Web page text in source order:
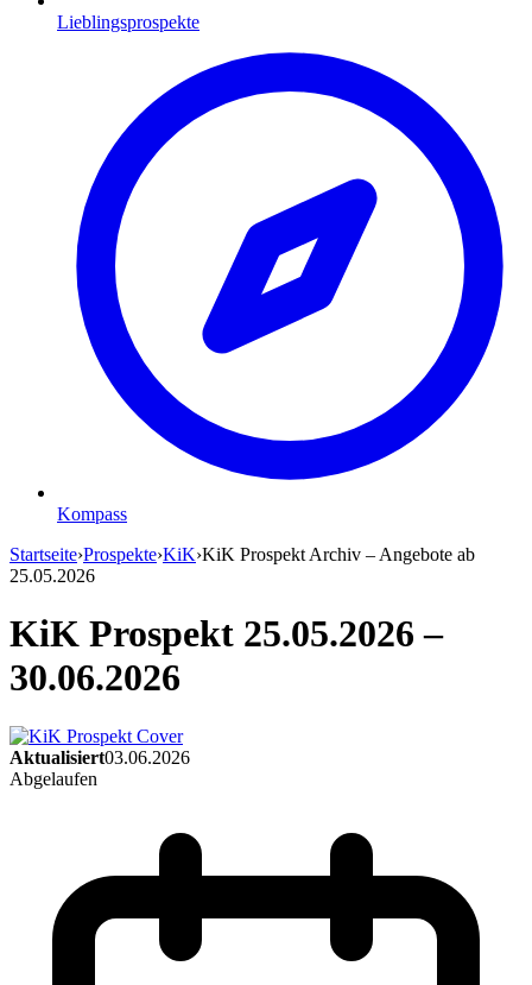
Lieblingsprospekte
Kompass
Startseite›Prospekte›KiK›KiK Prospekt Archiv – Angebote ab
25.05.2026
KiK Prospekt 25.05.2026 –
30.06.2026
Aktualisiert03.06.2026
Abgelaufen